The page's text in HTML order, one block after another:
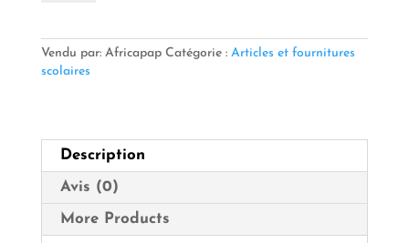
Blanc
Multicouche
Vendu par: Africapap Catégorie : Articles et fournitures
scolaires
Description
Avis (0)
More Products